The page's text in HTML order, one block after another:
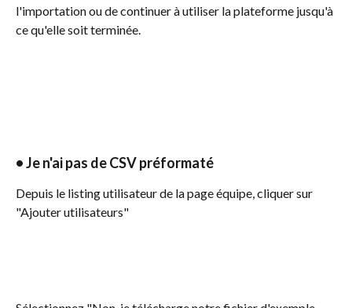
l'importation ou de continuer à utiliser la plateforme jusqu'à
ce qu'elle soit terminée.
• Je n'ai pas de CSV préformaté
Depuis le listing utilisateur de la page équipe, cliquer sur
"Ajouter utilisateurs"